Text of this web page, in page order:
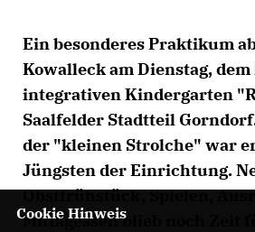
Ein besonderes Praktikum
Kowalleck am Dienstag,
integrativen Kindergarten
Saalfelder Stadtteil
der "kleinen Strolche" war
Jüngsten der Einrichtung.
Obstfrühstück, Spielen,
Mittagessen blieb noch Zeit
Cookie Hinweis